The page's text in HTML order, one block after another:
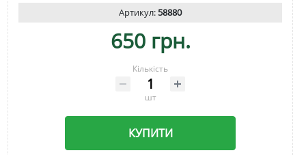
Артикул:58880
650 грн.
Кількість
шт
КУПИТИ